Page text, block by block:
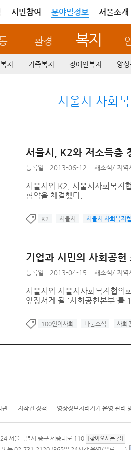
시민참여 분야별정보 서울소개
환경 복지
지 가족복지 장애인복지 양
서울시 사회
서울시, K2와 저소득층
등록일 : 2013-06-12 새소식/ 지역
서울시와 K2, 서울시사회복지
협약을 체결했다.
K2 서울시 서울시 사회복지
기업과 시민의 사회공
등록일 : 2013-04-15 새소식/ 지역
서울시와 서울시사회복지협의
앞장서게 될 '사회공헌본부'를
100인이사회 나눔소식 사회
관 저작권 정책 영상정보처리기기 운영·관리
재단
서울특별시 중구 세종대로 110 [찾아오시는 길]